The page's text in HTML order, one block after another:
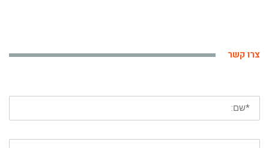
צרו קשר